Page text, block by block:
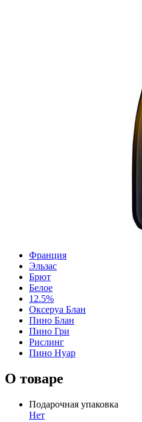
Франция
Эльзас
Брют
Белое
12.5%
Оксеруа Блан
Пино Блан
Пино Гри
Рислинг
Пино Нуар
О товаре
Подарочная упаковка
Нет